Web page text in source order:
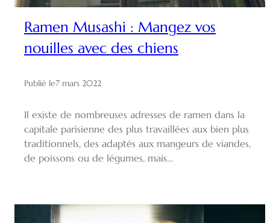
Ramen Musashi : Mangez vos
nouilles avec des chiens
Publié le7 mars 2022
Il existe de nombreuses adresses de ramen dans la
capitale parisienne des plus travaillées aux bien plus
traditionnels, des adaptés aux mangeurs de viandes,
de poissons ou de légumes, mais…